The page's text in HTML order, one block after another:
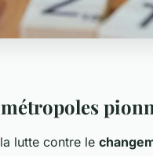
lutte contre le